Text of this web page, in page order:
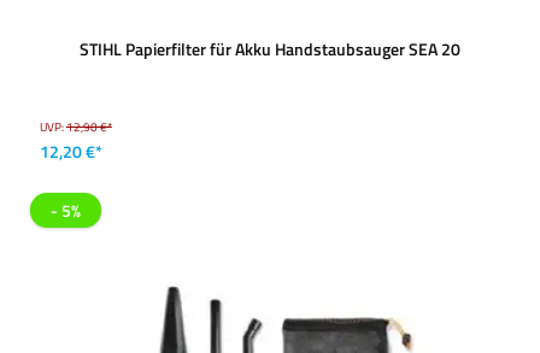
STIHL Papierfilter für Akku Handstaubsauger SEA 20
UVP:12,90 €*
12,20 €*
- 5%